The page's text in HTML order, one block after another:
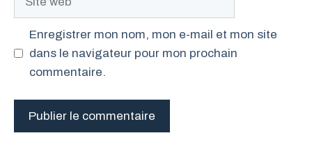
Enregistrer mon nom, mon e-mail et mon site
dans le navigateur pour mon prochain
commentaire.